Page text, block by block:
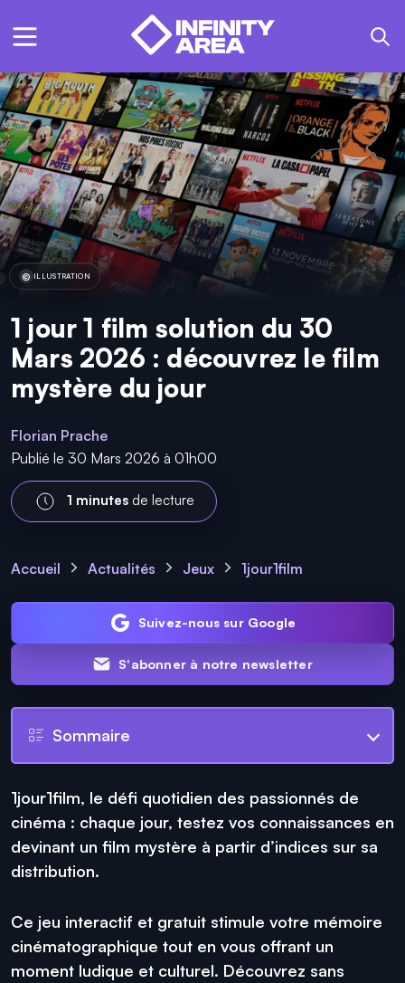
ILLUSTRATION
1 jour 1 film solution du 30
Mars 2026 : découvrez le film
mystère du jour
Florian Prache
Publié le 30 Mars 2026 à 01h00
1 minutesde lecture
Accueil Actualités Jeux 1jour1film
Suivez-nous sur Google
S'abonner à notre newsletter
Sommaire
1jour1film, le défi quotidien des passionnés de
cinéma : chaque jour, testez vos connaissances en
devinant un film mystère à partir d’indices sur sa
distribution.
Ce jeu interactif et gratuit stimule votre mémoire
cinématographique tout en vous offrant un
moment ludique et culturel. Découvrez sans